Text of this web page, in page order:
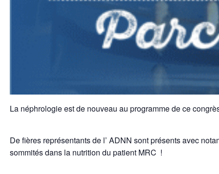
La néphrologie est de nouveau au programme de ce
De fières représentants de l’ ADNN sont présents avec
sommités dans la nutrition du patient MRC !